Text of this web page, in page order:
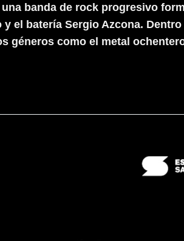
banda de rock progresivo
y el batería Sergio Azcona.
géneros como el metal